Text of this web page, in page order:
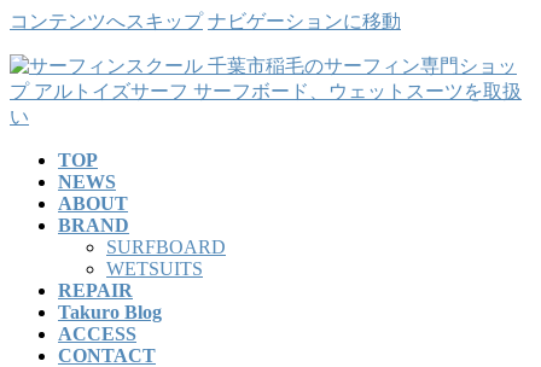
コンテンツへスキップ ナビゲーションに移動
TOP
NEWS
ABOUT
BRAND
SURFBOARD
WETSUITS
REPAIR
Takuro Blog
ACCESS
CONTACT